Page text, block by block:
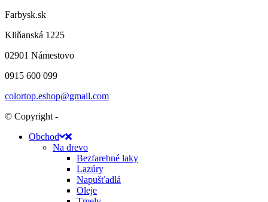
Farbysk.sk
Kliňanská 1225
02901 Námestovo
0915 600 099
colortop.eshop@gmail.com
© Copyright -
Obchod
Na drevo
Bezfarebné laky
Lazúry
Napušťadlá
Oleje